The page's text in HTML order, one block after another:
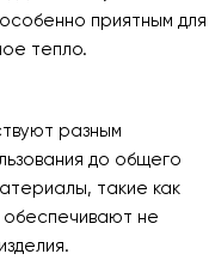
приятным для
тепло.
разным
до общего
такие как
обеспечивают не